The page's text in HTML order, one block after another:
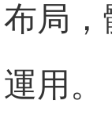
布局
運用。